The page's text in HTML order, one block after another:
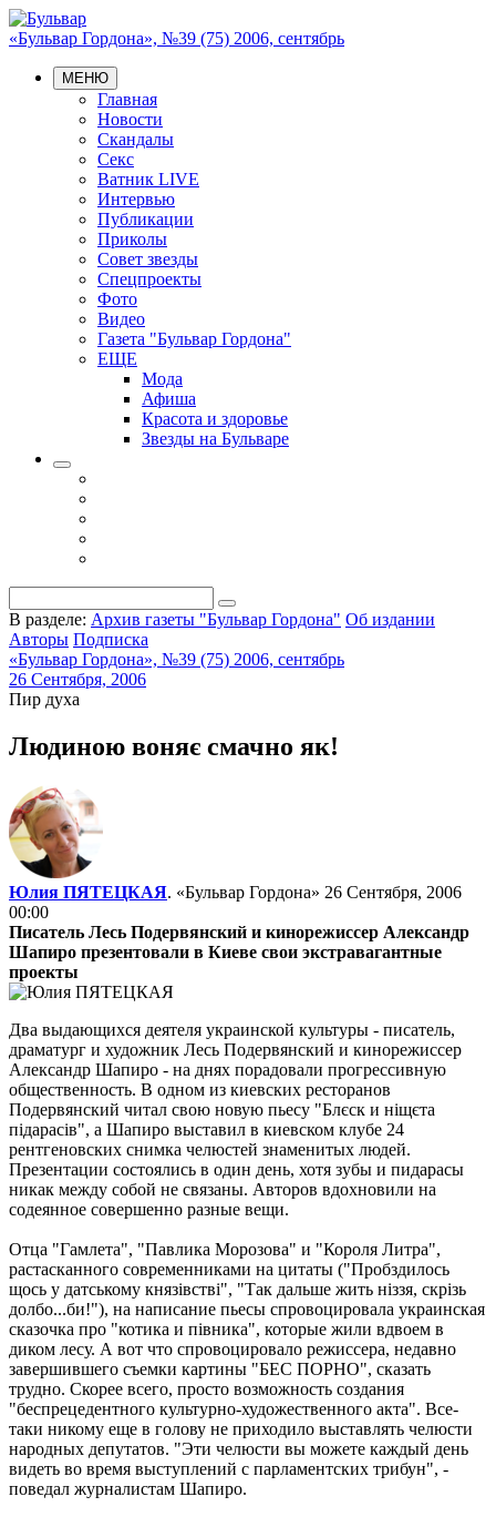
«Бульвар Гордона», №39 (75) 2006, сентябрь
МЕНЮ
Главная
Новости
Скандалы
Секс
Ватник LIVE
Интервью
Публикации
Приколы
Совет звезды
Спецпроекты
Фото
Видео
Газета "Бульвар Гордона"
ЕЩЕ
Мода
Афиша
Красота и здоровье
Звезды на Бульваре
В разделе: Архив газеты "Бульвар Гордона" Об издании
Авторы Подписка
«Бульвар Гордона», №39 (75) 2006, сентябрь
26 Сентября, 2006
Пир духа
Людиною воняє смачно як!
Юлия ПЯТЕЦКАЯ. «Бульвар Гордона» 26 Сентября, 2006
00:00
Писатель Лесь Подервянский и кинорежиссер Александр
Шапиро презентовали в Киеве свои экстравагантные
проекты
Два выдающихся деятеля украинской культуры - писатель,
драматург и художник Лесь Подервянский и кинорежиссер
Александр Шапиро - на днях порадовали прогрессивную
общественность. В одном из киевских ресторанов
Подервянский читал свою новую пьесу "Блєск и нiщєта
пiдарасiв", а Шапиро выставил в киевском клубе 24
рентгеновских снимка челюстей знаменитых людей.
Презентации состоялись в один день, хотя зубы и пидарасы
никак между собой не связаны. Авторов вдохновили на
содеянное совершенно разные вещи.
Отца "Гамлета", "Павлика Морозова" и "Короля Литра",
растасканного современниками на цитаты ("Пробздилось
щось у датському князiвствi", "Так дальше жить нiззя, скрiзь
долбо...би!"), на написание пьесы спровоцировала украинская
сказочка про "котика и пiвника", которые жили вдвоем в
диком лесу. А вот что спровоцировало режиссера, недавно
завершившего съемки картины "БЕС ПОРНО", сказать
трудно. Скорее всего, просто возможность создания
"беспрецедентного культурно-художественного акта". Все-
таки никому еще в голову не приходило выставлять челюсти
народных депутатов. "Эти челюсти вы можете каждый день
видеть во время выступлений с парламентских трибун", -
поведал журналистам Шапиро.